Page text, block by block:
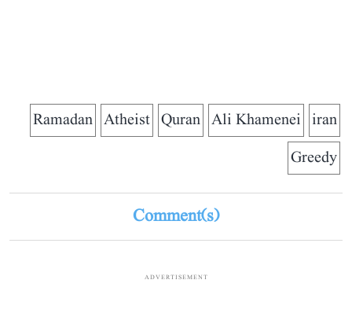
iran
Ali Khamenei
Quran
Atheist
Ramadan
Greedy
Comment(s)
ADVERTISEMENT